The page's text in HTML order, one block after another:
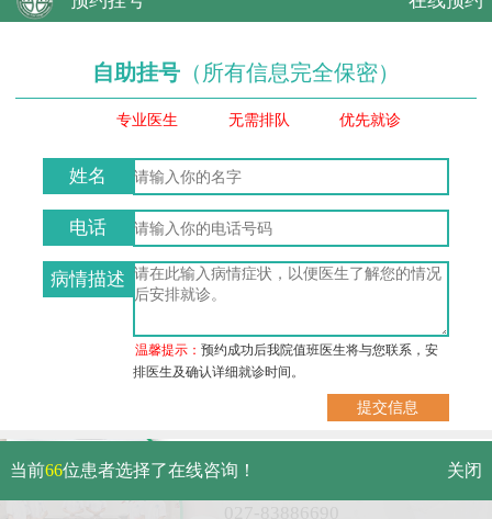
自助挂号 （所有信息完全保密）
专业医生 无需排队 优先就诊
姓名
电话
病情描述
温馨提示：预约成功后我院值班医生将与您联系，安
排医生及确认详细就诊时间。
武汉市硚口区解放大道479号
当前66位患者选择了在线咨询！ 关闭